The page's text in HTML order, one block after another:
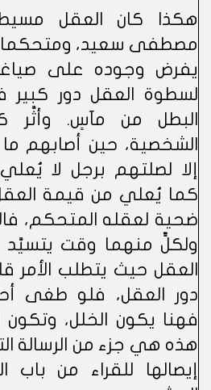
هكذا كان العقل
مصطفى سعيد، ومتحكما
يفرض وجوده على
لسطوة العقل دور
البطل من مآسٍ. وأثَّر
الشخصية، حين أصابهم
إلا لصلتهم برجل لا
كما يُعلي من قيمة
ضحية لعقله المتحكم،
ولكلٍّ منهما وقت يتسيَّد
العقل حيث يتطلب الأمر
دور العقل، فلو طغى
فهنا يكون الخلل، وتكون
هذه هي جزء من الرسالة
إيصالها للقراء من باب